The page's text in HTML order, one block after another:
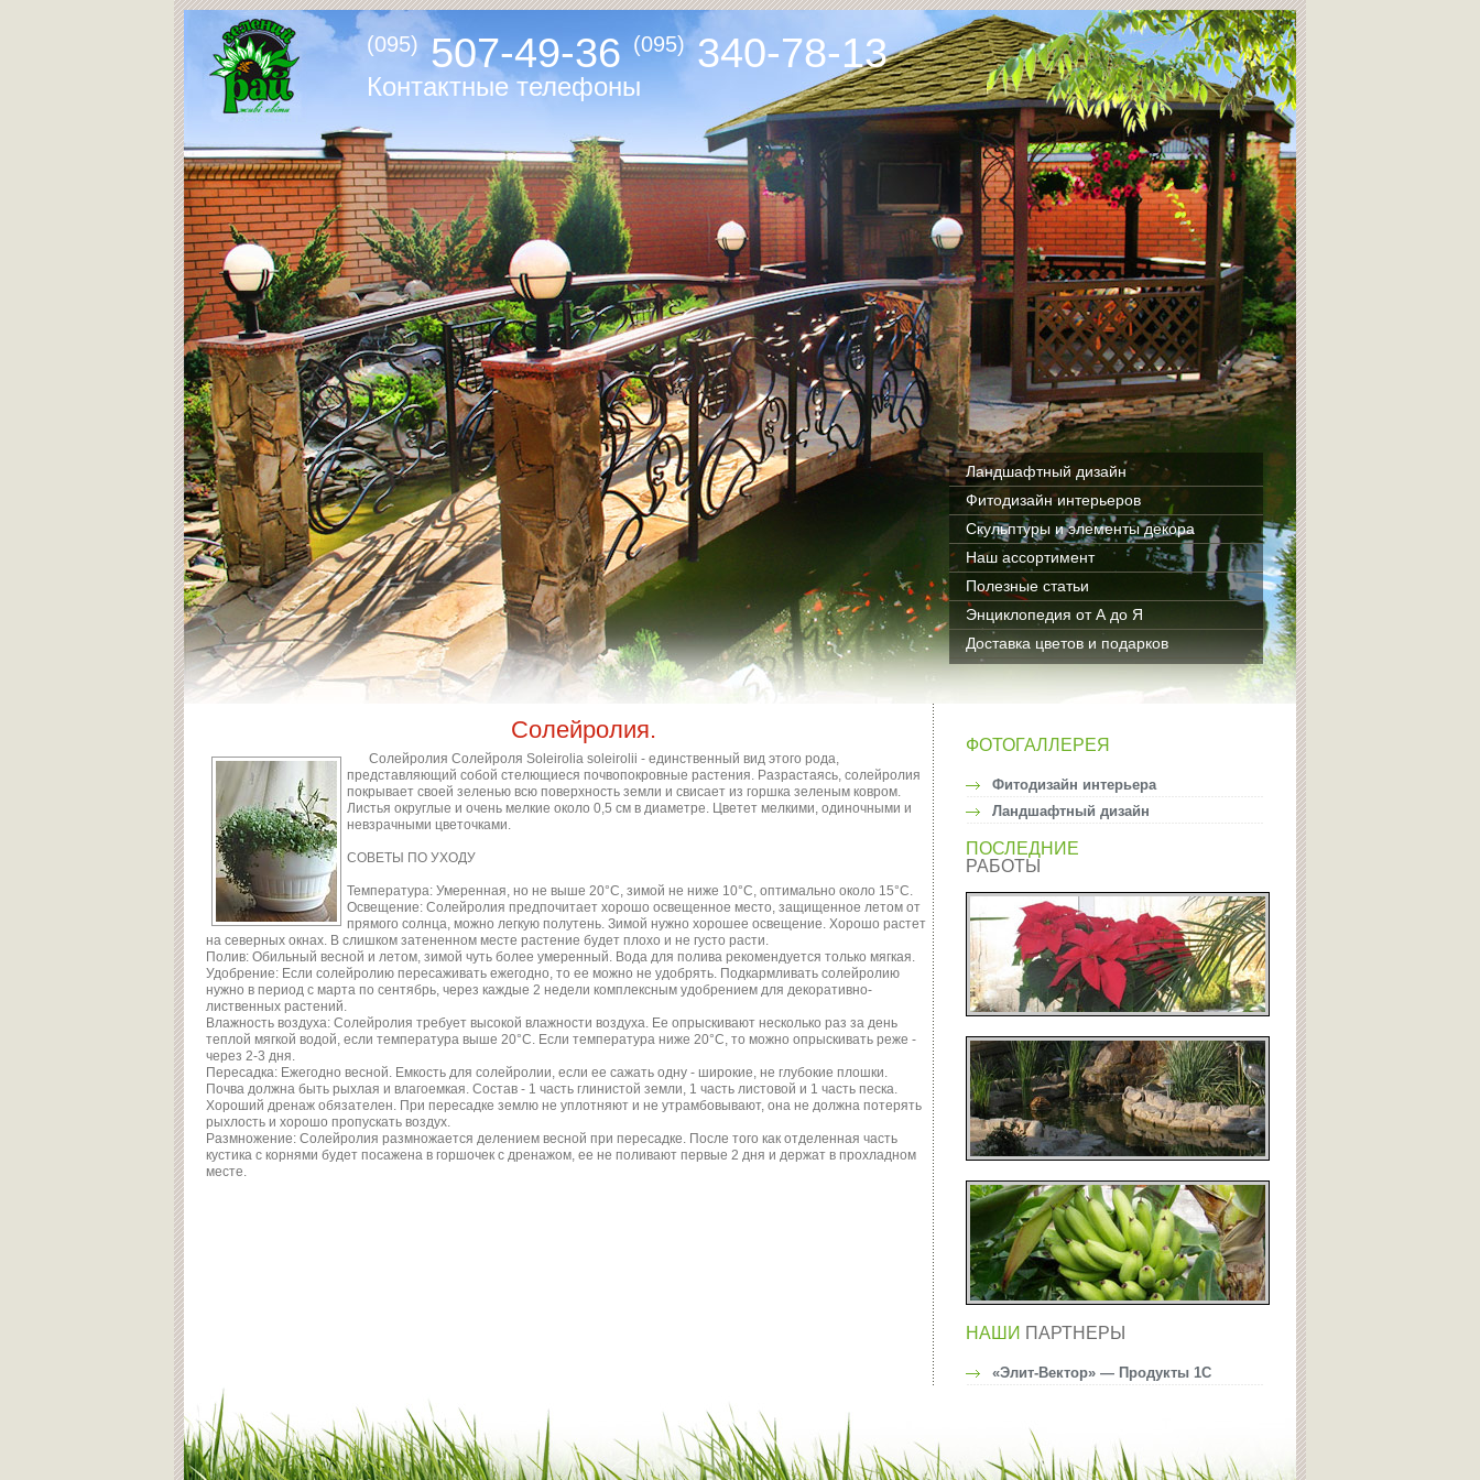
(095) 507-49-36 (095) 340-78-13
Контактные телефоны
Ландшафтный дизайн
Фитодизайн интерьеров
Скульптуры и элементы декора
Наш ассортимент
Полезные статьи
Энциклопедия от А до Я
Доставка цветов и подарков
Солейролия.
Солейролия Солейроля Soleirolia soleirolii - единственный вид этого рода,
представляющий собой стелющиеся почвопокровные растения. Разрастаясь, солейролия
покрывает своей зеленью всю поверхность земли и свисает из горшка зеленым ковром.
Листья округлые и очень мелкие около 0,5 см в диаметре. Цветет мелкими, одиночными и
невзрачными цветочками.
СОВЕТЫ ПО УХОДУ
Температура: Умеренная, но не выше 20°C, зимой не ниже 10°C, оптимально около 15°C.
Освещение: Солейролия предпочитает хорошо освещенное место, защищенное летом от
прямого солнца, можно легкую полутень. Зимой нужно хорошее освещение. Хорошо растет
на северных окнах. В слишком затененном месте растение будет плохо и не густо расти.
Полив: Обильный весной и летом, зимой чуть более умеренный. Вода для полива рекомендуется только мягкая.
Удобрение: Если солейролию пересаживать ежегодно, то ее можно не удобрять. Подкармливать солейролию
нужно в период с марта по сентябрь, через каждые 2 недели комплексным удобрением для декоративно-
лиственных растений.
Влажность воздуха: Солейролия требует высокой влажности воздуха. Ее опрыскивают несколько раз за день
теплой мягкой водой, если температура выше 20°C. Если температура ниже 20°C, то можно опрыскивать реже -
через 2-3 дня.
Пересадка: Ежегодно весной. Емкость для солейролии, если ее сажать одну - широкие, не глубокие плошки.
Почва должна быть рыхлая и влагоемкая. Состав - 1 часть глинистой земли, 1 часть листовой и 1 часть песка.
Хороший дренаж обязателен. При пересадке землю не уплотняют и не утрамбовывают, она не должна потерять
рыхлость и хорошо пропускать воздух.
Размножение: Солейролия размножается делением весной при пересадке. После того как отделенная часть
кустика с корнями будет посажена в горшочек с дренажом, ее не поливают первые 2 дня и держат в прохладном
месте.
ФОТОГАЛЛЕРЕЯ
Фитодизайн интерьера
Ландшафтный дизайн
ПОСЛЕДНИЕ
РАБОТЫ
НАШИ ПАРТНЕРЫ
«Элит-Вектор» — Продукты 1С